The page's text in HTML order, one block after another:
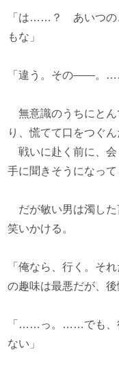
「は……？ あいつの
もな」
「違う。その――。
無意識のうちにとん
り、慌てて口をつぐん
戦いに赴く前に、
手に聞きそうになって
だが敏い男は濁した
笑いかける。
「俺なら、行く。そ
の趣味は最悪だが、後
「……っ。……でも、
ない」